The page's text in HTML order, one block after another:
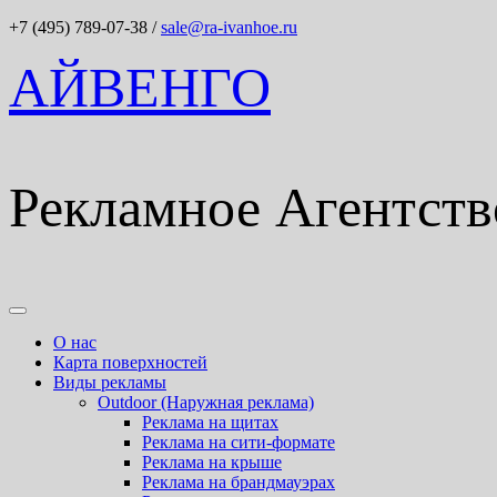
+7 (495) 789-07-38 /sale@ra-ivanhoe.ru
АЙВЕНГО
Рекламное
О нас
Карта поверхностей
Виды рекламы
Outdoor (Наружная реклама)
Реклама на щитах
Реклама на сити-формате
Реклама на крыше
Реклама на брандмауэрах